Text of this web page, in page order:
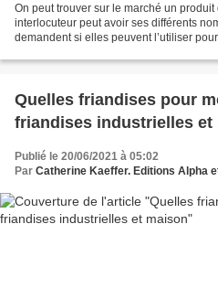
On peut trouver sur le marché un
interlocuteur peut avoir ses différents
demandent si elles peuvent l’utiliser
Quelles friandises pour
friandises industrielles et
Publié le 20/06/2021 à 05:02
Par Catherine Kaeffer. Editions Alpha